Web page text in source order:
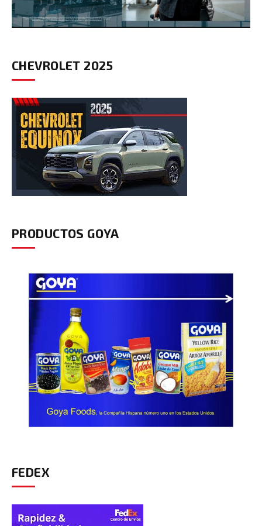
CHEVROLET 2025
PRODUCTOS GOYA
FEDEX